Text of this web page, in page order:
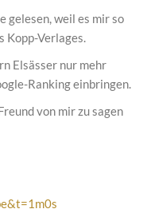
gelesen, weil es mir so
Kopp-Verlages.
Elsässer nur mehr
Ranking einbringen.
von mir zu sagen